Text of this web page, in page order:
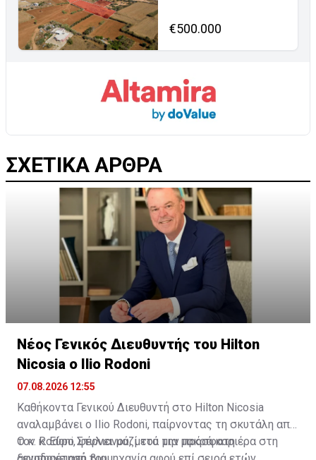
€500.000
ΣΧΕΤΙΚΑ ΑΡΘΡΑ
Νέος Γενικός Διευθυντής του Hilton
Nicosia ο Ilio Rodoni
07.08.2026 12:55
Καθήκοντα Γενικού Διευθυντή στο Hilton Nicosia
αναλαμβάνει ο Ilio Rodoni, παίρνοντας τη σκυτάλη από
τον κ. Εύρο Στυλιανού, μετά την πρόσφατη
Ο κ. Rodoni, φέρνει μαζί του μια μακρά καριέρα στη